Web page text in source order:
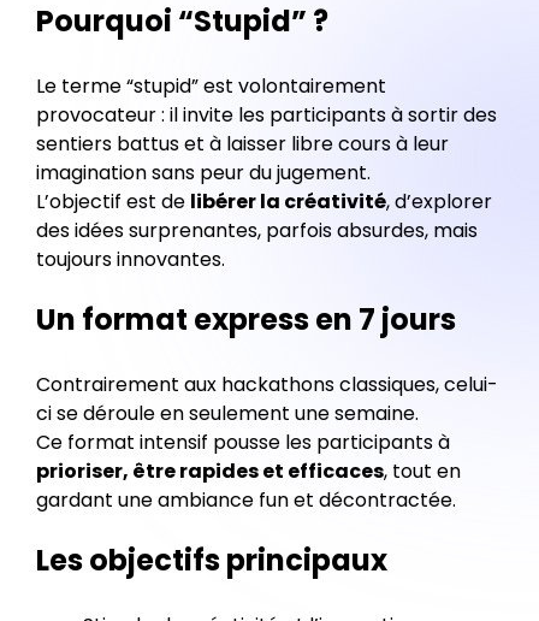
Pourquoi “Stupid” ?
Le terme “stupid” est volontairement
provocateur : il invite les participants à sortir des
sentiers battus et à laisser libre cours à leur
imagination sans peur du jugement.
L’objectif est de libérer la créativité, d’explorer
des idées surprenantes, parfois absurdes, mais
toujours innovantes.
Un format express en 7 jours
Contrairement aux hackathons classiques, celui-
ci se déroule en seulement une semaine.
Ce format intensif pousse les participants à
prioriser, être rapides et efficaces, tout en
gardant une ambiance fun et décontractée.
Les objectifs principaux